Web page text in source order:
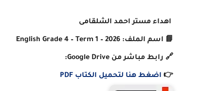
اهداء مستر احمد الشلقامى
📘 اسم الملف: English Grade 4 – Term 1 – 2026
🔗 رابط مباشر من Google Drive:
👉 اضغط هنا لتحميل الكتاب PDF